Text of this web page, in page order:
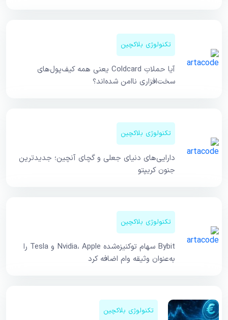
تکنولوژی بلاکچین
آیا حملاتِ Coldcard یعنی همه کیف‌پول‌های
سخت‌افزاری ناامن شده‌اند؟
تکنولوژی بلاکچین
دارایی‌های دنیای جعلی و گچای آنچین؛ جدیدترین
جنون کریپتو
تکنولوژی بلاکچین
Bybit سهام توکنیزه‌شده Nvidia، Apple و Tesla را
به‌عنوان وثیقه وام اضافه کرد
تکنولوژی بلاکچین